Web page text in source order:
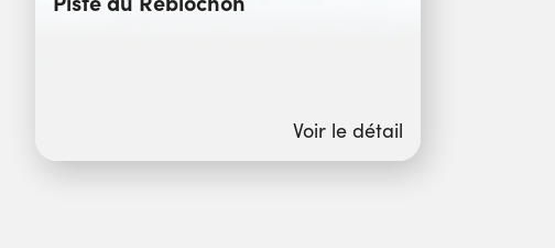
Voir le détail